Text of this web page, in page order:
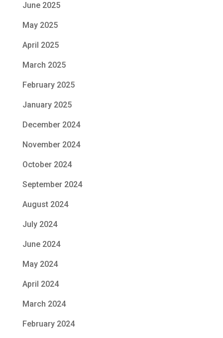
June 2025
May 2025
April 2025
March 2025
February 2025
January 2025
December 2024
November 2024
October 2024
September 2024
August 2024
July 2024
June 2024
May 2024
April 2024
March 2024
February 2024